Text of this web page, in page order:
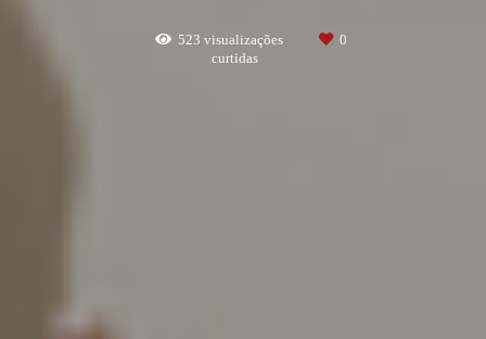
523 visualizações
0
curtidas